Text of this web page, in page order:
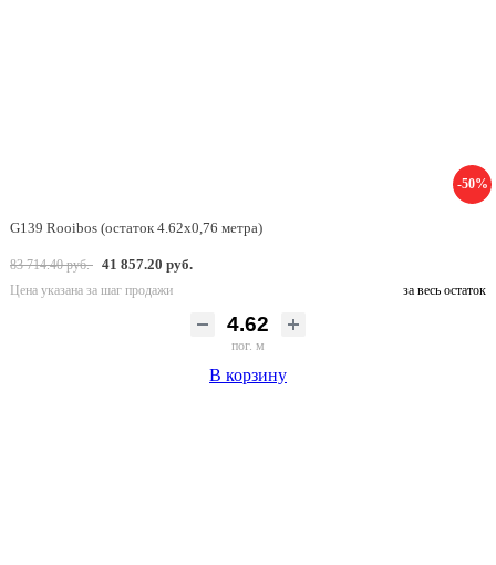
-50%
G139 Rooibos (остаток 4.62х0,76 метра)
83 714.40 руб. 41 857.20 руб.
Цена указана за шаг продажи за весь остаток
пог. м
В корзину